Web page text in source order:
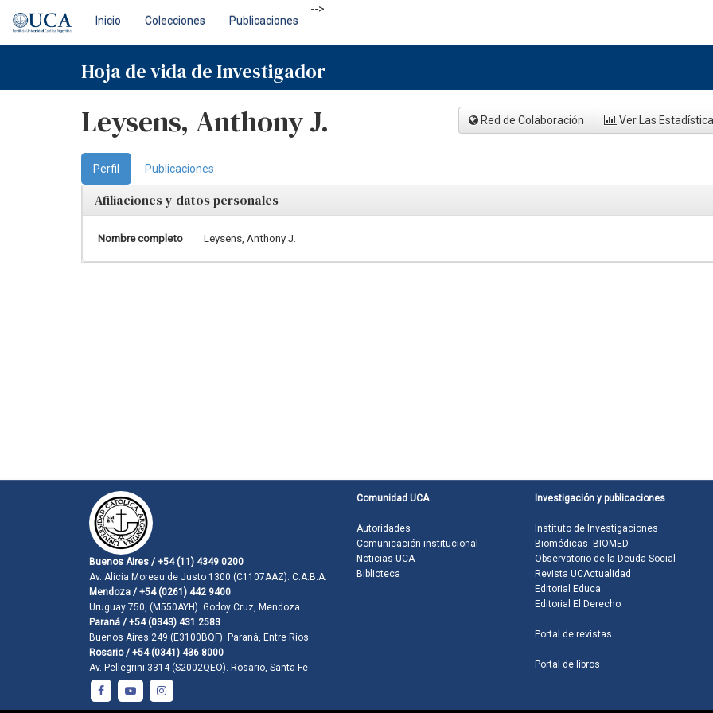
navigation
Inicio Colecciones Publicaciones
-->
Hoja de vida de Investigador
Leysens, Anthony J. Red de Colaboración Ver Las
Perfil Publicaciones
Afiliaciones y datos personales
Nombre completo Leysens, Anthony J.
Buenos Aires / +54 (11) 4349 0200
Av. Alicia Moreau de Justo 1300 (C1107AAZ). C.A.B.A.
Mendoza / +54 (0261) 442 9400
Uruguay 750, (M550AYH). Godoy Cruz, Mendoza
Paraná / +54 (0343) 431 2583
Buenos Aires 249 (E3100BQF). Paraná, Entre Ríos
Rosario / +54 (0341) 436 8000
Av. Pellegrini 3314 (S2002QEO). Rosario, Santa Fe
Comunidad UCA
Autoridades
Comunicación institucional
Noticias UCA
Biblioteca
Investigación y publicaciones
Instituto de Investigaciones
Biomédicas -BIOMED
Observatorio de la Deuda Social
Revista UCActualidad
Editorial Educa
Editorial El Derecho
Portal de revistas
Portal de libros